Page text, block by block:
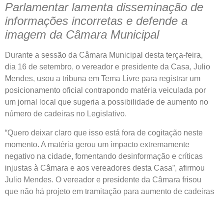
Parlamentar lamenta disseminação de
informações incorretas e defende a
imagem da Câmara Municipal
Durante a sessão da Câmara Municipal desta terça-feira,
dia 16 de setembro, o vereador e presidente da Casa, Julio
Mendes, usou a tribuna em Tema Livre para registrar um
posicionamento oficial contrapondo matéria veiculada por
um jornal local que sugeria a possibilidade de aumento no
número de cadeiras no Legislativo.
“Quero deixar claro que isso está fora de cogitação neste
momento. A matéria gerou um impacto extremamente
negativo na cidade, fomentando desinformação e críticas
injustas à Câmara e aos vereadores desta Casa”, afirmou
Julio Mendes. O vereador e presidente da Câmara frisou
que não há projeto em tramitação para aumento de cadeiras